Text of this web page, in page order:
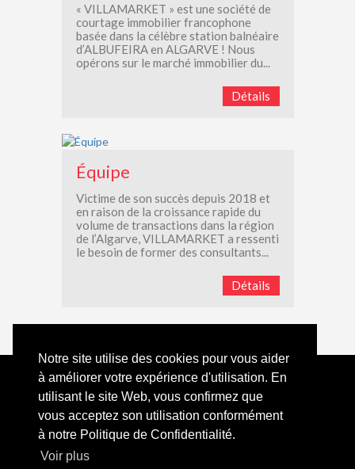
Notre site utilise des cookies pour vous aider
à améliorer votre expérience d'utilisation. En
utilisant le site Web, vous confirmez que
vous acceptez son utilisation conformément
à notre Politique de Confidentialité.
Voir plus
« VILLAMARKET » est une société de
courtage immobilier francophone
basée dans la célèbre station balnéaire
d’ALBUFEIRA en ALGARVE ! Nous
opérons sur le marché immobilier du...
Détails
Équipe
Victime de son succès depuis 2018 et
en raison de la croissance rapide du
volume de transactions dans la région
de l’Algarve, VILLAMARKET a ressenti
le besoin de former des consultants...
Détails
Tel:+351 289 079 376(appel vers ligne fixe nationale)
Email:villamarketportugal@gmail.com